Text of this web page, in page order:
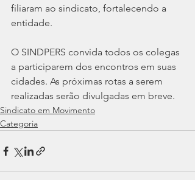
filiaram ao sindicato, fortalecendo a
entidade.
O SINDPERS convida todos os colegas
a participarem dos encontros em suas
cidades. As próximas rotas a serem
realizadas serão divulgadas em breve.
Sindicato em Movimento
Categoria